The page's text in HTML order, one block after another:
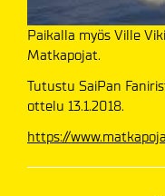
Paikalla myös Ville
Matkapojat.
Tutustu SaiPan
ottelu 13.1.2018.
https://